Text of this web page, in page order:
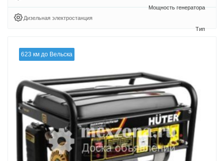
Дизельная электростанция
623 км до Вельска